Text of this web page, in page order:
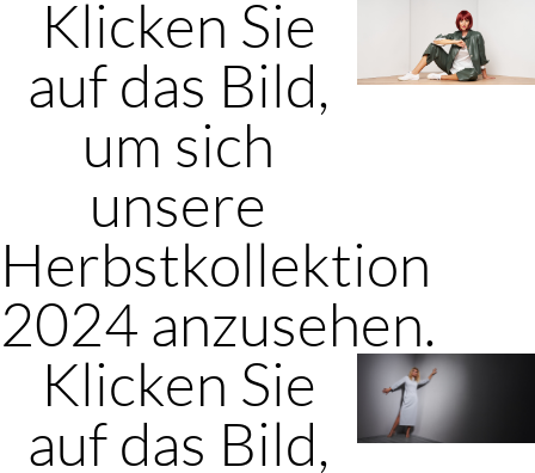
Klicken Sie
auf das Bild,
um sich
unsere
Herbstkollektion
2024 anzusehen.
Klicken Sie
auf das Bild,